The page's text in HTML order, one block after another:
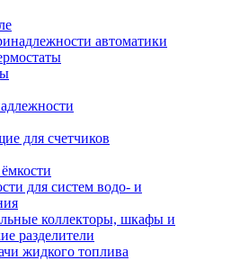
автоматики
для счетчиков
для систем водо- и
коллекторы, шкафы и
разделители
жидкого топлива